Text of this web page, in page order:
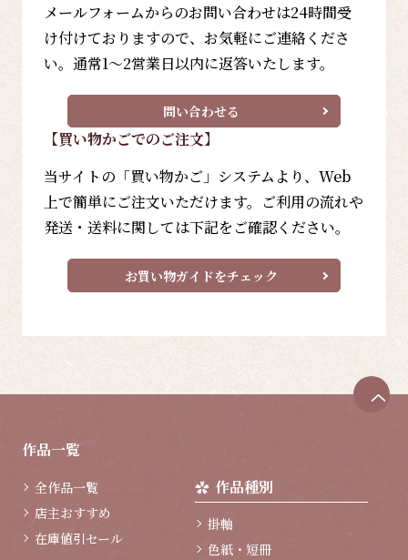
メールフォームからのお問い合わせは24時間受
け付けておりますので、お気軽にご連絡くださ
い。通常1～2営業日以内に返答いたします。
問い合わせる
【買い物かごでのご注文】
当サイトの「買い物かご」システムより、Web
上で簡単にご注文いただけます。ご利用の流れや
発送・送料に関しては下記をご確認ください。
お買い物ガイドをチェック
作品一覧
全作品一覧
店主おすすめ
在庫値引セール
作品種別
掛軸
色紙・短冊
ペ